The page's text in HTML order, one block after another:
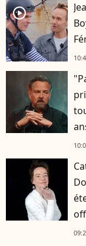
player2